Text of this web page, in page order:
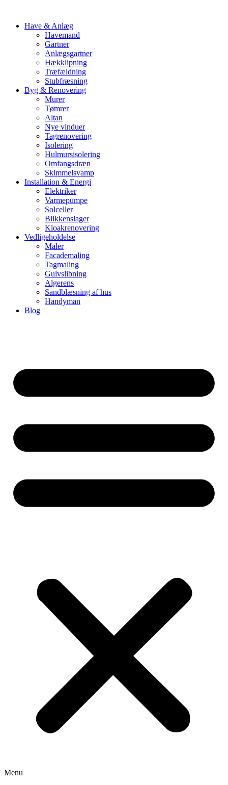
Have & Anlæg
Havemand
Gartner
Anlægsgartner
Hækklipning
Træfældning
Stubfræsning
Byg & Renovering
Murer
Tømrer
Altan
Nye vinduer
Tagrenovering
Isolering
Hulmursisolering
Omfangsdræn
Skimmelsvamp
Installation & Energi
Elektriker
Varmepumpe
Solceller
Blikkenslager
Kloakrenovering
Vedligeholdelse
Maler
Facademaling
Tagmaling
Gulvslibning
Algerens
Sandblæsning af hus
Handyman
Blog
Menu